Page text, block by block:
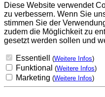
Diese Website verwendet
zu verbessern. Wenn Sie
stimmen Sie der
zudem die Möglichkeit zu
gesetzt werden sollen und
Essentiell (Weitere Infos)
Funktional (Weitere Infos)
Marketing (Weitere Infos)